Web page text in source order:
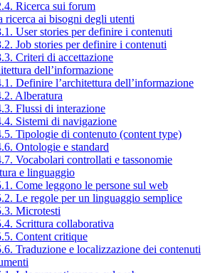
Ricerca sui forum
ricerca ai bisogni degli utenti
User stories per definire i contenuti
Job stories per definire i contenuti
Criteri di accettazione
dell’informazione
Definire l’architettura dell’informazione
Alberatura
Flussi di interazione
Sistemi di navigazione
Tipologie di contenuto (content type)
Ontologie e standard
Vocabolari controllati e tassonomie
e linguaggio
Come leggono le persone sul web
Le regole per un linguaggio semplice
Microtesti
Scrittura collaborativa
Content critique
Traduzione e localizzazione dei contenuti